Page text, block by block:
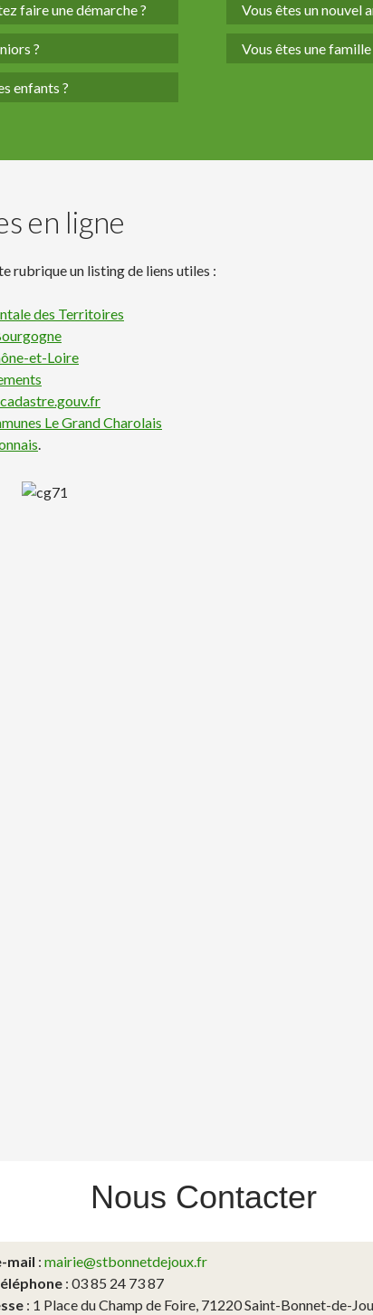
faire une démarche ? Vous êtes un nouvel
? Vous êtes une famille
enfants ?
en ligne
rubrique un listing de liens utiles :
des Territoires
et-Loire
Le Grand Charolais
.
Nous Contacter
mail : mairie@stbonnetdejoux.fr
: 03 85 24 73 87
: 1 Place du Champ de Foire, 71220 Saint-Bonnet-de-